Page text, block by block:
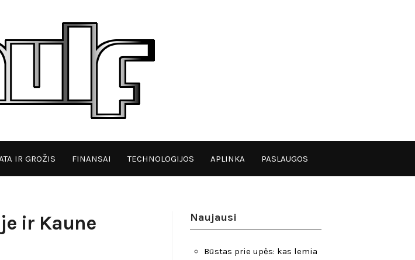
IR GROŽIS FINANSAI TECHNOLOGIJOS APLINKA PASLAUGOS
ir Kaune
Naujausi
Būstas prie upės: kas lemia